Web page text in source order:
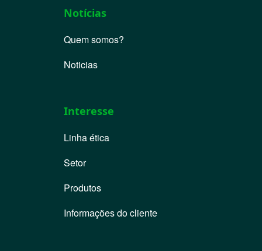
Notícias
Quem somos?
Noticias
Interesse
Linha ética
Setor
Produtos
Informações do cliente